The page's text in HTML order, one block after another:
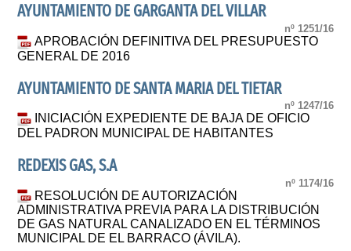
AYUNTAMIENTO DE GARGANTA DEL VILLAR
nº 1251/16
APROBACIÓN DEFINITIVA DEL PRESUPUESTO
GENERAL DE 2016
AYUNTAMIENTO DE SANTA MARIA DEL TIETAR
nº 1247/16
INICIACIÓN EXPEDIENTE DE BAJA DE OFICIO
DEL PADRON MUNICIPAL DE HABITANTES
REDEXIS GAS, S.A
nº 1174/16
RESOLUCIÓN DE AUTORIZACIÓN
ADMINISTRATIVA PREVIA PARA LA DISTRIBUCIÓN
DE GAS NATURAL CANALIZADO EN EL TÉRMINOS
MUNICIPAL DE EL BARRACO (ÁVILA).